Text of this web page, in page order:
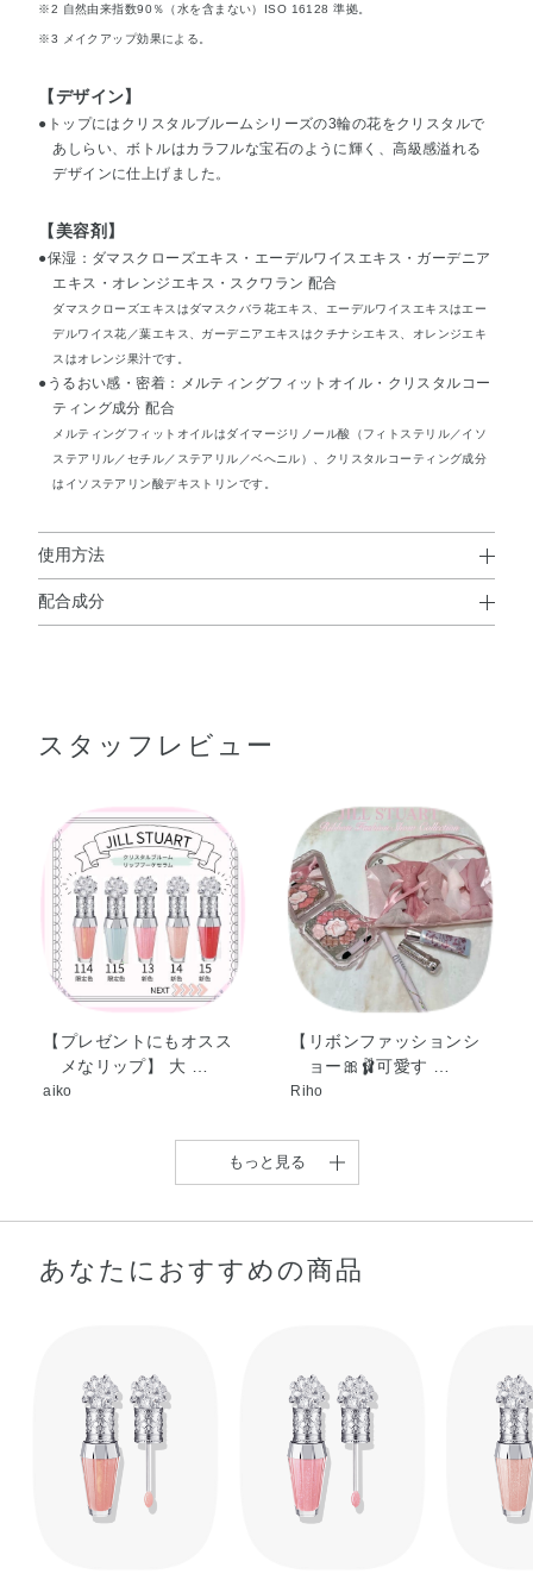
※2 自然由来指数90％（水を含まない）ISO 16128 準拠。
※3 メイクアップ効果による。
【デザイン】
●トップにはクリスタルブルームシリーズの3輪の花をクリスタルで
あしらい、ボトルはカラフルな宝石のように輝く、高級感溢れる
デザインに仕上げました。
【美容剤】
●保湿：ダマスクローズエキス・エーデルワイスエキス・ガーデニア
エキス・オレンジエキス・スクワラン 配合
ダマスクローズエキスはダマスクバラ花エキス、エーデルワイスエキスはエー
デルワイス花／葉エキス、ガーデニアエキスはクチナシエキス、オレンジエキ
スはオレンジ果汁です。
●うるおい感・密着：メルティングフィットオイル・クリスタルコー
ティング成分 配合
メルティングフィットオイルはダイマージリノール酸（フィトステリル／イソ
ステアリル／セチル／ステアリル／ベへニル）、クリスタルコーティング成分
はイソステアリン酸デキストリンです。
使用方法
使用方法
配合成分
ステアリン酸ポリグリセリル－2・イソステアリン酸デキ
セリル・（パルミチン酸／エチルヘキサン酸）デキストリ
ン・テトライソステアリン酸ペンタエリスリチル・スクワ
ラン・エーデルワイス花／葉エキス・オレンジ果汁・クチ
ナシエキス・ダマスクバラ花エキス・トコフェロール・
BG・BHT・DPG・（エチレン／プロピレン）コポリマ
ー・クエン酸・グリセリン・シリカ・ジメチコン・トリイ
ソステアリン酸イソプロピルチタン・ハイドロゲンジメチ
コン・バニリルブチル・ホウケイ酸（Ca／Al）・メチコ
ン・メントキシプロパンジオール・酸化スズ・水・水酸化
Al・炭酸Ca・ソルビン酸K・安息香酸Na・香料・酸化チタ
スタッフレビュー
【プレゼントにもオスス
メなリップ】 大 …
aiko
【リボンファッションシ
ョー🎀🩰可愛す …
Riho
ジルスチュアートの大人
気リッププランパ …
今回はイエベ秋さんの魅
力を最大限に引き出 …
KoNu
もっと見る
あなたにおすすめの商品